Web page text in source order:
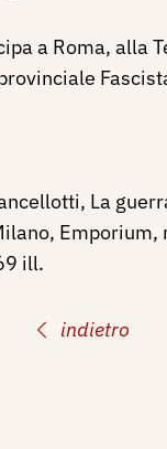
indietro
a Roma, alla
La
Emporium,
ill.